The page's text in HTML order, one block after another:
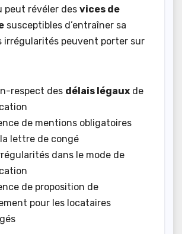
peut révéler des vices de
susceptibles d’entraîner sa
irrégularités peuvent porter sur
respect des délais légaux de
de mentions obligatoires
lettre de congé
dans le mode de
de proposition de
pour les locataires